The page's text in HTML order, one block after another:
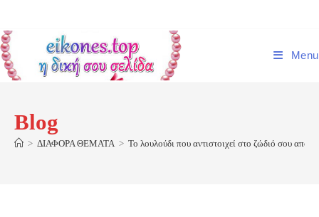
content
Menu
Blog
> ΔΙΑΦΟΡΑ ΘΕΜΑΤΑ > Το λουλούδι που αντιστοιχεί στο ζώδιό σου